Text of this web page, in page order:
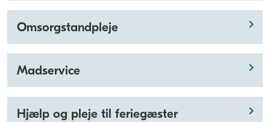
Omsorgstandpleje
Madservice
Hjælp og pleje til feriegæster